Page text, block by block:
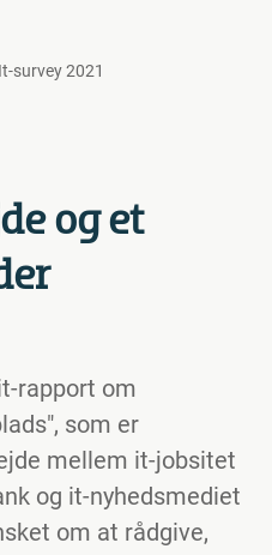
survey 2021
og et
rapport om
som er
mellem it-jobsitet
og it-nyhedsmediet
om at rådgive,